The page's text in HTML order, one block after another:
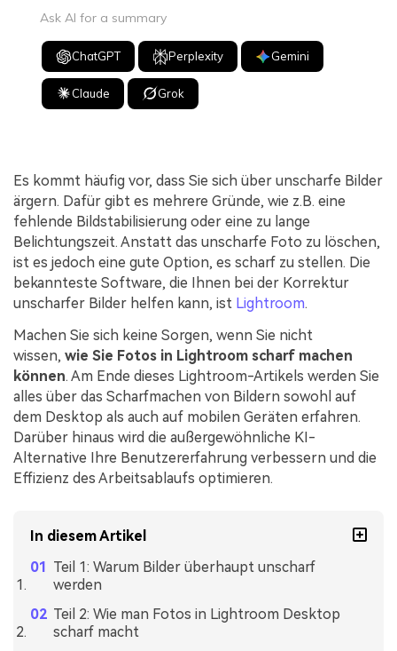
Ask AI for a summary
ChatGPT Perplexity Gemini
Claude Grok
Es kommt häufig vor, dass Sie sich über unscharfe Bilder
ärgern. Dafür gibt es mehrere Gründe, wie z.B. eine
fehlende Bildstabilisierung oder eine zu lange
Belichtungszeit. Anstatt das unscharfe Foto zu löschen,
ist es jedoch eine gute Option, es scharf zu stellen. Die
bekannteste Software, die Ihnen bei der Korrektur
unscharfer Bilder helfen kann, ist Lightroom.
Machen Sie sich keine Sorgen, wenn Sie nicht
wissen, wie Sie Fotos in Lightroom scharf machen
können. Am Ende dieses Lightroom-Artikels werden Sie
alles über das Scharfmachen von Bildern sowohl auf
dem Desktop als auch auf mobilen Geräten erfahren.
Darüber hinaus wird die außergewöhnliche KI-
Alternative Ihre Benutzererfahrung verbessern und die
Effizienz des Arbeitsablaufs optimieren.
In diesem Artikel
Teil 1: Warum Bilder überhaupt unscharf
werden
Teil 2: Wie man Fotos in Lightroom Desktop
scharf macht